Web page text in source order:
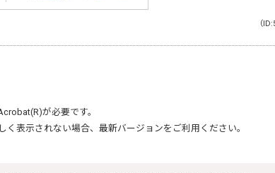
（
が必要です。
く表示されない場合、最新バージョンをご利用ください。